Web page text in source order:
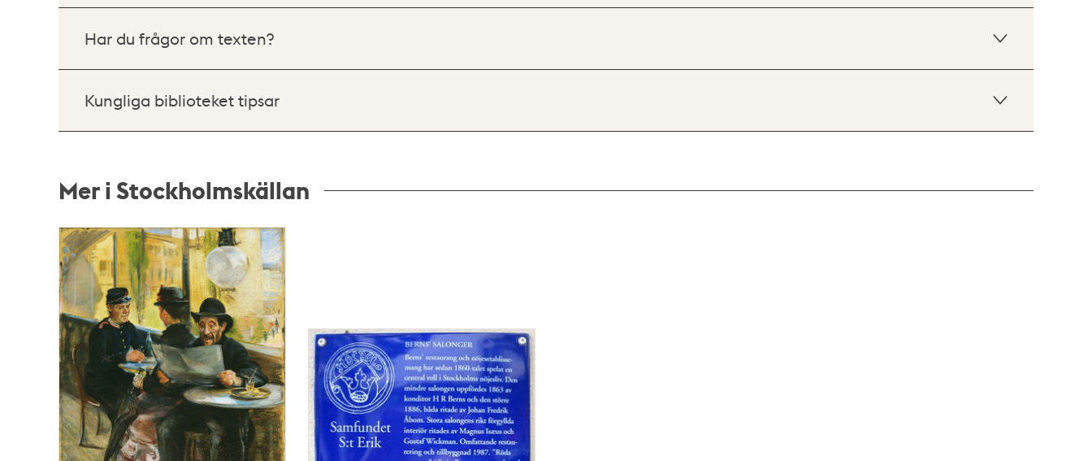
Har du frågor om texten?
Kungliga biblioteket tipsar
Mer i Stockholmskällan
Relaterade
poster
och
teman